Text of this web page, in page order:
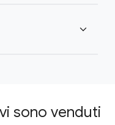
expand_more
sono venduti